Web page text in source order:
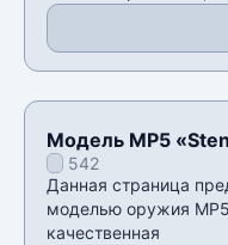
Модель MP5
542
Данная страница
моделью оружия
качественная